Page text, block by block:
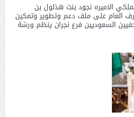
الاميره نجود بنت هذلول بن
العام على ملف دعم وتطوير وتمكين
السعوديين فرع نجران ينظم ورشة